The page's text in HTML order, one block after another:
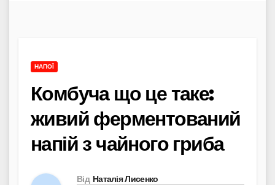
НАПОЇ
Комбуча що це таке:
живий ферментований
напій з чайного гриба
Від Наталія Лисенко